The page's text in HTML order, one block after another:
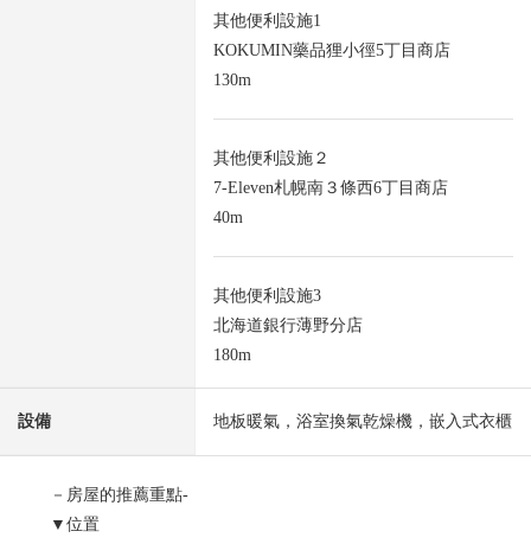
其他便利設施1
KOKUMIN藥品狸小徑5丁目商店
130m
其他便利設施２
7-Eleven札幌南３條西6丁目商店
40m
其他便利設施3
北海道銀行薄野分店
180m
設備 地板暖氣，浴室換氣乾燥機，嵌入式衣櫃
－房屋的推薦重點-
▼位置